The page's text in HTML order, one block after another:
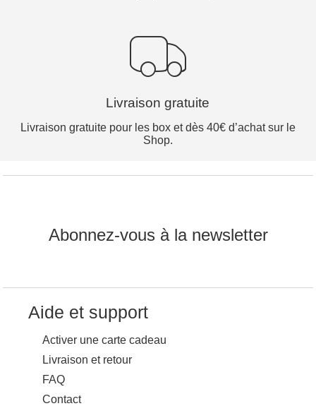
Livraison gratuite
Livraison gratuite pour les box et dès 40€ d’achat sur le
Shop.
Abonnez-vous à la newsletter
Aide et support
Activer une carte cadeau
Livraison et retour
FAQ
Contact